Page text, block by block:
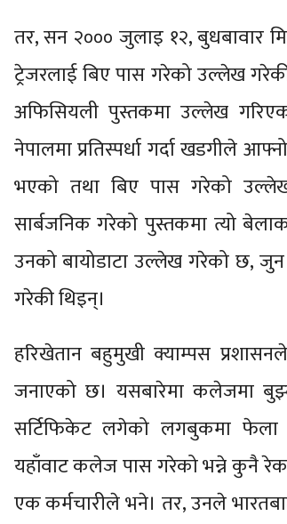
तर, सन २००० जुलाइ १२, बुधबावार
ट्रेजरलाई बिए पास गरेको उल्लेख
अफिसियली पुस्तकमा उल्लेख
नेपालमा प्रतिस्पर्धा गर्दा खडगीले
भएको तथा बिए पास गरेको
सार्बजनिक गरेको पुस्तकमा त्यो
उनको बायोडाटा उल्लेख गरेको छ,
गरेकी थिइन्।
हरिखेतान बहुमुखी क्याम्पस
जनाएको छ। यसबारेमा कलेजमा
सर्टिफिकेट लगेको लगबुकमा फेला
यहाँवाट कलेज पास गरेको भन्ने कुनै
एक कर्मचारीले भने। तर, उनले